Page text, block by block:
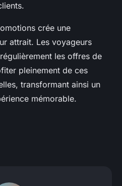
crée une
attrait. Les voyageurs
les offres de
pleinement de ces
transformant ainsi un
mémorable.